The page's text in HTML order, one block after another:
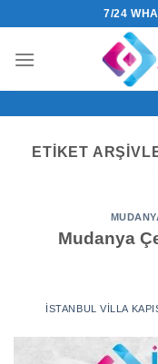
7/24
ETIKET
Mudanya
İSTANBUL VILLA